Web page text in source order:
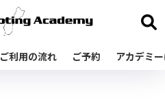
ご利用の流れ ご予約 アカデミ